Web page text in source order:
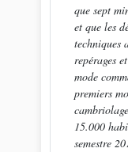
que sept
et que les
techniques
repérages
mode
premiers
15.000
semestre